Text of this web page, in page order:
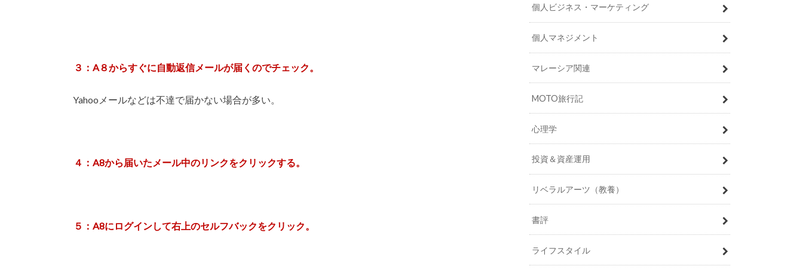
３：A８からすぐに自動返信メールが届くのでチェック。
Yahooメールなどは不達で届かない場合が多い。
４：A8から届いたメール中のリンクをクリックする。
５：A8にログインして右上のセルフバックをクリック。
個人ビジネス・マーケティング
個人マネジメント
マレーシア関連
MOTO旅行記
心理学
投資＆資産運用
リベラルアーツ（教養）
書評
ライフスタイル